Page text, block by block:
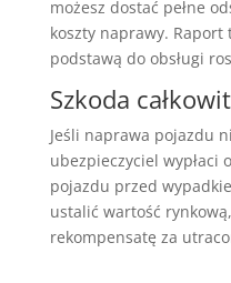
możesz dostać pełne
koszty naprawy. Raport
podstawą do obsługi
Szkoda
Jeśli naprawa pojazdu
ubezpieczyciel wypłaci
pojazdu przed
ustalić wartość
rekompensatę za